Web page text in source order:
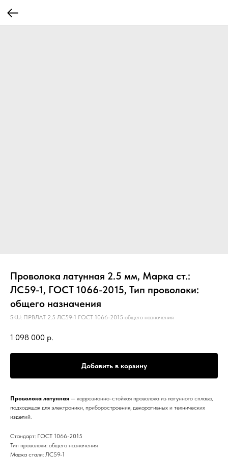
Проволока латунная 2.5 мм, Марка ст.:
ЛС59-1, ГОСТ 1066-2015, Тип проволоки:
общего назначения
SKU: ПРВЛАТ 2.5 ЛС59-1 ГОСТ 1066-2015 общего назначения
1 098 000 р.
Добавить в корзину
Проволока латунная — коррозионно-стойкая проволока из латунного сплава,
подходящая для электроники, приборостроения, декоративных и технических
изделий.
Стандарт: ГОСТ 1066-2015
Тип проволоки: общего назначения
Марка стали: ЛС59-1